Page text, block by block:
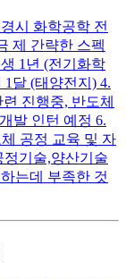
시 화학공학 전
제 간략한 스펙
1년 (전기화학
달 (태양전지) 4.
진행중, 반도체
발 인턴 예정 6.
공정 교육 및 자
기술,양산기술
는데 부족한 것